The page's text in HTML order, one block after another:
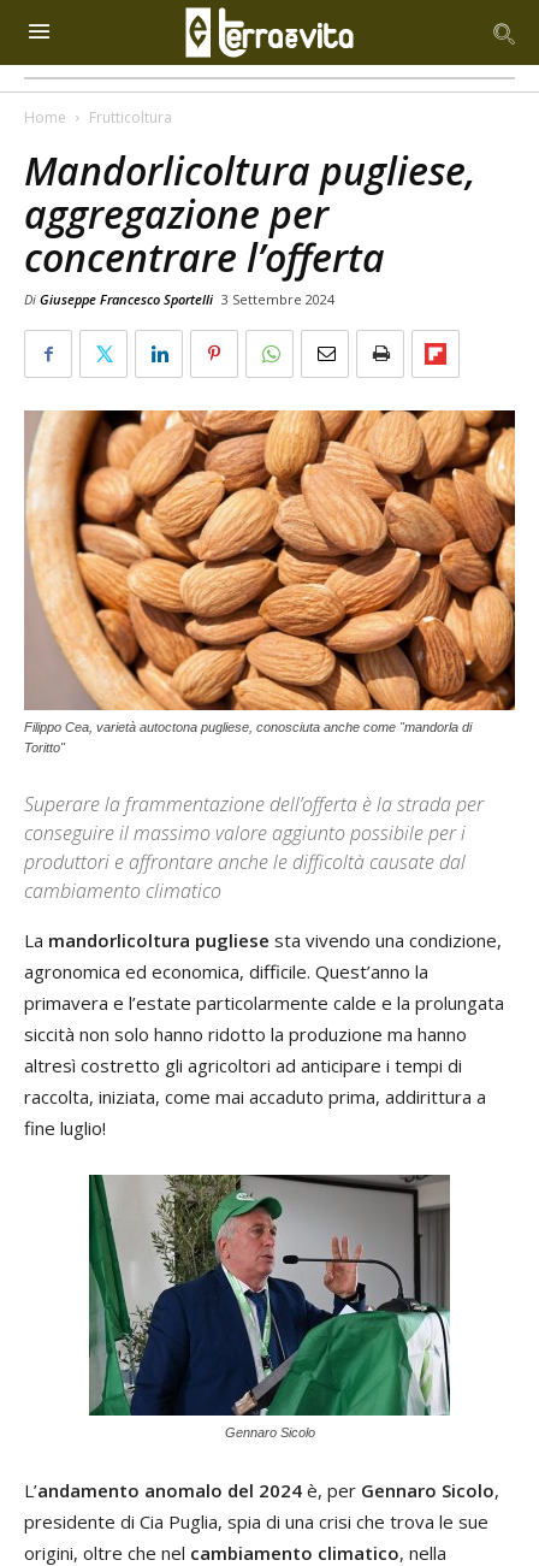
Home Frutticoltura
Mandorlicoltura pugliese,
aggregazione per
concentrare l’offerta
Di Giuseppe Francesco Sportelli 3 Settembre 2024
Filippo Cea, varietà autoctona pugliese, conosciuta anche come "mandorla di
Toritto"
Superare la frammentazione dell’offerta è la strada per
conseguire il massimo valore aggiunto possibile per i
produttori e affrontare anche le difficoltà causate dal
cambiamento climatico
La mandorlicoltura pugliese sta vivendo una condizione,
agronomica ed economica, difficile. Quest’anno la
primavera e l’estate particolarmente calde e la prolungata
siccità non solo hanno ridotto la produzione ma hanno
altresì costretto gli agricoltori ad anticipare i tempi di
raccolta, iniziata, come mai accaduto prima, addirittura a
fine luglio!
Gennaro Sicolo
L’andamento anomalo del 2024 è, per Gennaro Sicolo,
presidente di Cia Puglia, spia di una crisi che trova le sue
origini, oltre che nel cambiamento climatico, nella